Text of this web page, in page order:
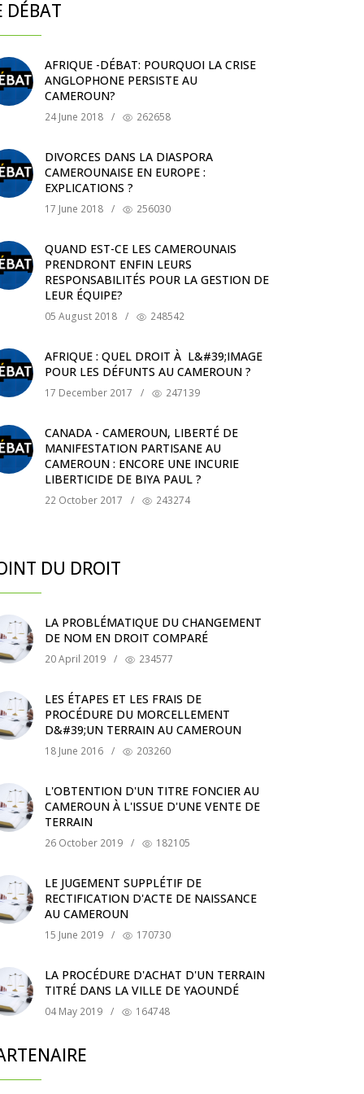
DÉBAT
AFRIQUE -DÉBAT: POURQUOI LA CRISE
ANGLOPHONE PERSISTE AU
CAMEROUN?
24 June 2018 / 262658
DIVORCES DANS LA DIASPORA
CAMEROUNAISE EN EUROPE :
EXPLICATIONS ?
17 June 2018 / 256030
QUAND EST-CE LES CAMEROUNAIS
PRENDRONT ENFIN LEURS
RESPONSABILITÉS POUR LA GESTION DE
LEUR ÉQUIPE?
05 August 2018 / 248542
AFRIQUE : QUEL DROIT À L&#39;IMAGE
POUR LES DÉFUNTS AU CAMEROUN ?
17 December 2017 / 247139
CANADA - CAMEROUN, LIBERTÉ DE
MANIFESTATION PARTISANE AU
CAMEROUN : ENCORE UNE INCURIE
LIBERTICIDE DE BIYA PAUL ?
22 October 2017 / 243274
DU DROIT
LA PROBLÉMATIQUE DU CHANGEMENT
DE NOM EN DROIT COMPARÉ
20 April 2019 / 234577
LES ÉTAPES ET LES FRAIS DE
PROCÉDURE DU MORCELLEMENT
D&#39;UN TERRAIN AU CAMEROUN
18 June 2016 / 203260
L'OBTENTION D'UN TITRE FONCIER AU
CAMEROUN À L'ISSUE D'UNE VENTE DE
TERRAIN
26 October 2019 / 182105
LE JUGEMENT SUPPLÉTIF DE
RECTIFICATION D'ACTE DE NAISSANCE
AU CAMEROUN
15 June 2019 / 170730
LA PROCÉDURE D'ACHAT D'UN TERRAIN
TITRÉ DANS LA VILLE DE YAOUNDÉ
04 May 2019 / 164748